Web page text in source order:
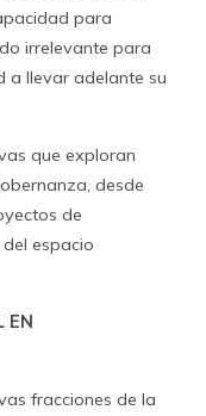
para
irrelevante para
a llevar adelante su
que exploran
desde
de
espacio
EN
fracciones de la